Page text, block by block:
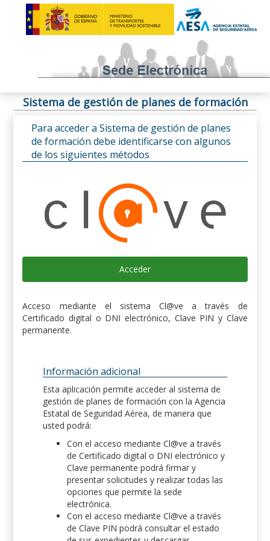
Sistema de gestión de planes de formación
Para acceder a Sistema de gestión de planes
de formación debe identificarse con algunos
de los siguientes métodos
Acceder
Acceso mediante el sistema Cl@ve a través de
Certificado digital o DNI electrónico, Clave PIN y Clave
permanente.
Información adicional
Esta aplicación permite acceder al sistema de
gestión de planes de formación con la Agencia
Estatal de Seguridad Aérea, de manera que
usted podrá:
Con el acceso mediante Cl@ve a través
de Certificado digital o DNI electrónico y
Clave permanente podrá firmar y
presentar solicitudes y realizar todas las
opciones que permite la sede
electrónica.
Con el acceso mediante Cl@ve a través
de Clave PIN podrá consultar el estado